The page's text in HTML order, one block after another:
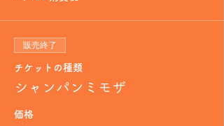
販売終了
チケットの種類
シャンパンミモザ
価格